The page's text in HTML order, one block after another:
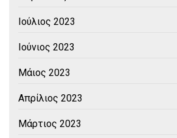
Ιούλιος 2023
Ιούνιος 2023
Μάιος 2023
Απρίλιος 2023
Μάρτιος 2023